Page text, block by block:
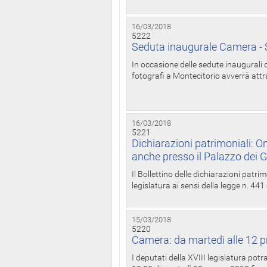
16/03/2018
5222
Seduta inaugurale Camera
In occasione delle sedute
fotografi a Montecitorio avverrà
16/03/2018
5221
Dichiarazioni patrimoniali:
anche presso il Palazzo dei
Il Bollettino delle dichiarazioni
legislatura ai sensi della legge n.
15/03/2018
5220
Camera: da martedì alle 12
I deputati della XVIII legislatura